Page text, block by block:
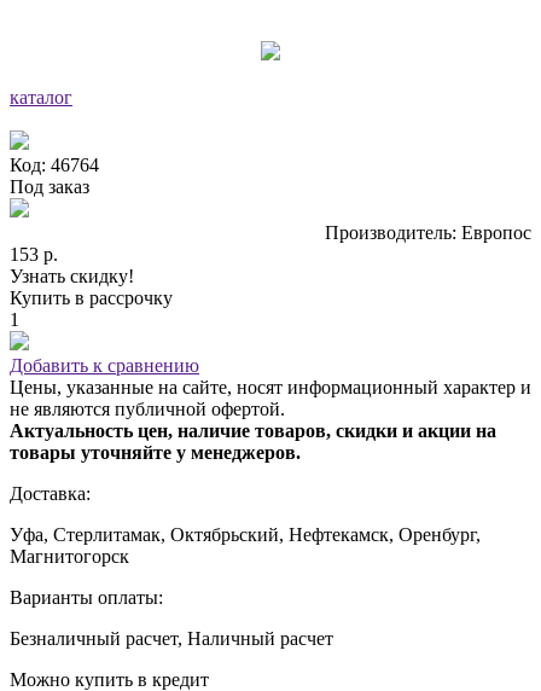
каталог
Код: 46764
Под заказ
Производитель: Европос
153 р.
Узнать скидку!
Купить в рассрочку
1
Добавить к сравнению
Цены, указанные на сайте, носят информационный характер и
не являются публичной офертой.
Актуальность цен, наличие товаров, скидки и акции на
товары уточняйте у менеджеров.
Доставка:
Уфа, Стерлитамак, Октябрьский, Нефтекамск, Оренбург,
Магнитогорск
Варианты оплаты:
Безналичный расчет, Наличный расчет
Можно купить в кредит